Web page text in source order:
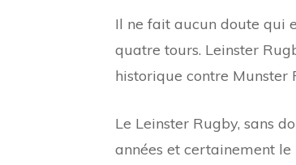
Il ne fait aucun doute qui
quatre tours. Leinster
historique contre Munster
Le Leinster Rugby, sans
années et certainement